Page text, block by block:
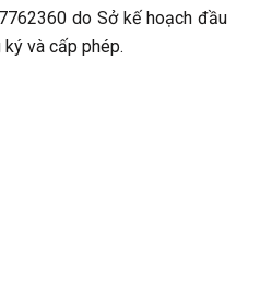
do Sở kế hoạch đầu
và cấp phép.